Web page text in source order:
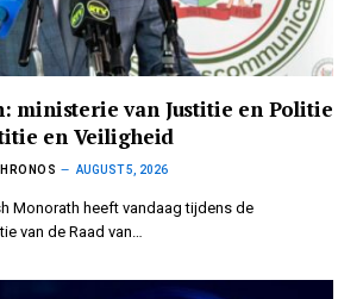
ministerie van Justitie en Politie
en Veiligheid
AUGUST 5, 2026
Monorath heeft vandaag tijdens de
van de Raad van…